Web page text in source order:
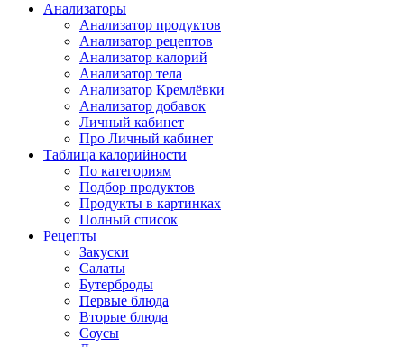
Анализаторы
Анализатор продуктов
Анализатор рецептов
Анализатор калорий
Анализатор тела
Анализатор Кремлёвки
Анализатор добавок
Личный кабинет
Про Личный кабинет
Таблица калорийности
По категориям
Подбор продуктов
Продукты в картинках
Полный список
Рецепты
Закуски
Салаты
Бутерброды
Первые блюда
Вторые блюда
Соусы